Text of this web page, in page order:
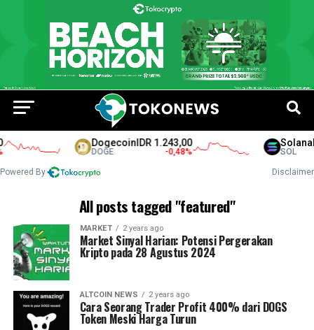
DogecoinIDR 1.243,00
DOGE -0,48%
Solana
SOL
Powered By Disclaimer
All posts tagged "featured"
MARKET 2 years ago
Market Sinyal Harian: Potensi Pergerakan
Kripto pada 28 Agustus 2024
ALTCOIN NEWS 2 years ago
Cara Seorang Trader Profit 400% dari DOGS
Token Meski Harga Turun